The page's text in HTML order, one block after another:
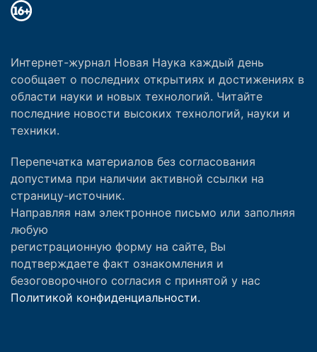
Интернет-журнал Новая Наука каждый день
сообщает о последних открытиях и достижениях в
области науки и новых технологий. Читайте
последние новости высоких технологий, науки и
техники.
Перепечатка материалов без согласования
допустима при наличии активной ссылки на
страницу-источник.
Направляя нам электронное письмо или заполняя
любую
регистрационную форму на сайте, Вы
подтверждаете факт ознакомления и
безоговорочного согласия с принятой у нас
Политикой конфиденциальности.